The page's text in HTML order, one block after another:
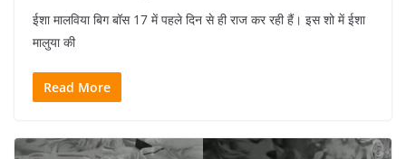
ईशा मालविया बिग बॉस 17 में पहले दिन से ही राज कर रही हैं। इस शो में ईशा
मालुया की
Read More